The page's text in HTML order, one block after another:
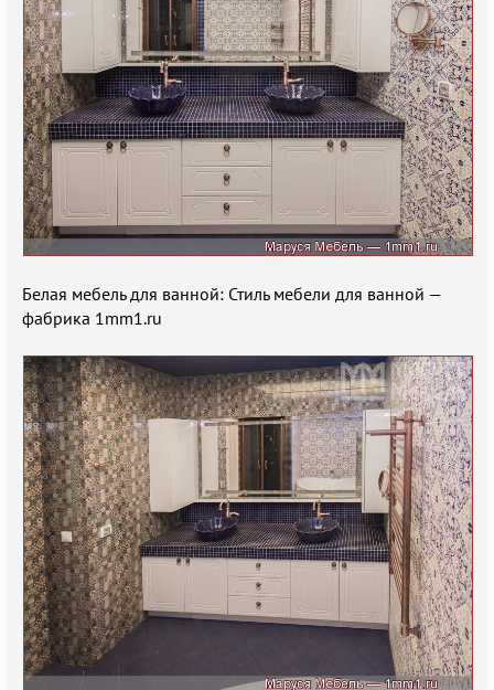
Белая мебель для ванной: Стиль мебели для ванной —
фабрика 1mm1.ru